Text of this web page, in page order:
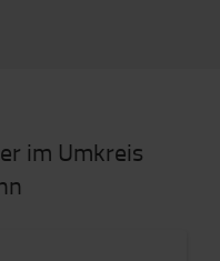
im Umkreis